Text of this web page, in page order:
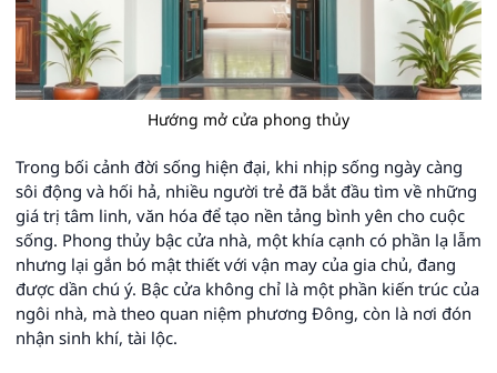
Hướng mở cửa phong thủy
Trong bối cảnh đời sống hiện đại, khi nhịp sống ngày càng
sôi động và hối hả, nhiều người trẻ đã bắt đầu tìm về những
giá trị tâm linh, văn hóa để tạo nền tảng bình yên cho cuộc
sống. Phong thủy bậc cửa nhà, một khía cạnh có phần lạ lẫm
nhưng lại gắn bó mật thiết với vận may của gia chủ, đang
được dần chú ý. Bậc cửa không chỉ là một phần kiến trúc của
ngôi nhà, mà theo quan niệm phương Đông, còn là nơi đón
nhận sinh khí, tài lộc.